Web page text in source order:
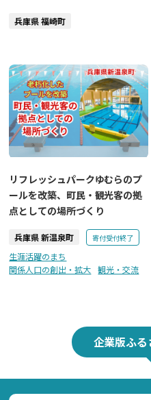
兵庫県 福崎町
リフレッシュパークゆむらのプ
ールを改築、町民・観光客の拠
点としての場所づくり
兵庫県 新温泉町 寄付受付終了
生涯活躍のまち
関係人口の創出・拡大
観光・交流
企業版ふ